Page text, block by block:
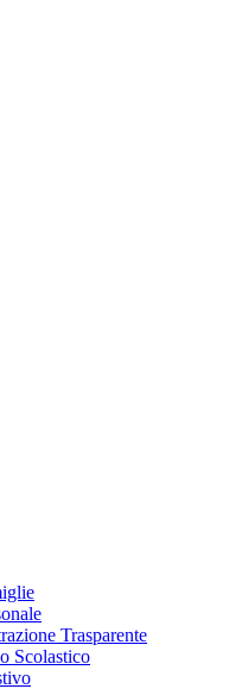
Trasparente
Scolastico